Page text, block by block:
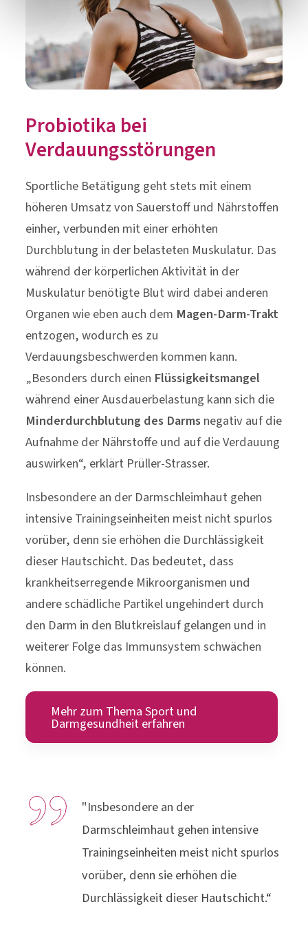
Probiotika bei
Verdauungsstörungen
Sportliche Betätigung geht stets mit einem
höheren Umsatz von Sauerstoff und Nährstoffen
einher, verbunden mit einer erhöhten
Durchblutung in der belasteten Muskulatur. Das
während der körperlichen Aktivität in der
Muskulatur benötigte Blut wird dabei anderen
Organen wie eben auch dem Magen-Darm-Trakt
entzogen, wodurch es zu
Verdauungsbeschwerden kommen kann.
„Besonders durch einen Flüssigkeitsmangel
während einer Ausdauerbelastung kann sich die
Minderdurchblutung des Darms negativ auf die
Aufnahme der Nährstoffe und auf die Verdauung
auswirken“, erklärt Prüller-Strasser.
Insbesondere an der Darmschleimhaut gehen
intensive Trainingseinheiten meist nicht spurlos
vorüber, denn sie erhöhen die Durchlässigkeit
dieser Hautschicht. Das bedeutet, dass
krankheitserregende Mikroorganismen und
andere schädliche Partikel ungehindert durch
den Darm in den Blutkreislauf gelangen und in
weiterer Folge das Immunsystem schwächen
können.
Mehr zum Thema Sport und
Darmgesundheit erfahren
"Insbesondere an der
Darmschleimhaut gehen intensive
Trainingseinheiten meist nicht spurlos
vorüber, denn sie erhöhen die
Durchlässigkeit dieser Hautschicht.“